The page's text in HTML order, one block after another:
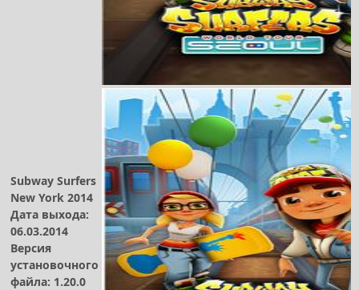
Subway Surfers
New York 2014
Дата выхода:
06.03.2014
Версия
установочного
файла: 1.20.0